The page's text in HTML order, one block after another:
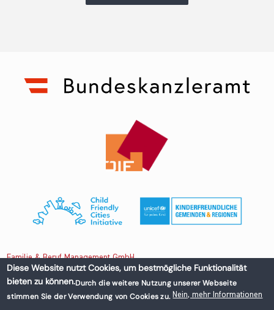
Familie & Beruf Management GmbH
Untere Donaustraße 13-15/3 1020 Wien, Austria
+43 1 218 50 70
Diese Website nutzt Cookies, um bestmögliche Funktionalität
bieten zu können.Durch die weitere Nutzung unserer Webseite
stimmen Sie der Verwendung von Cookies zu. Nein, mehr Informationen